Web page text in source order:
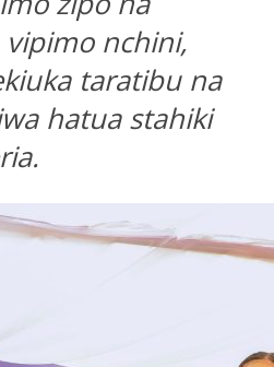
nchini,
taratibu na
hatua stahiki